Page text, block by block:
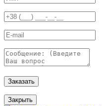
Заказать
Закрыть